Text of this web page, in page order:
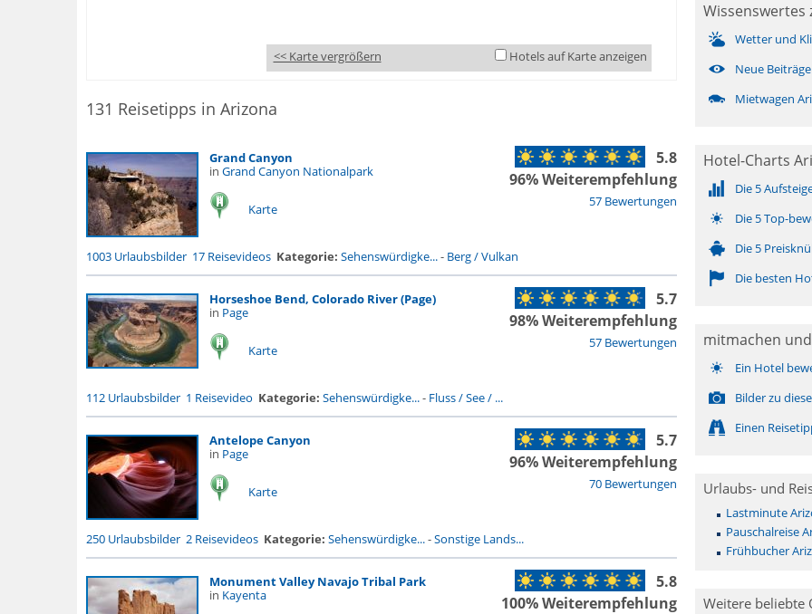
<< Karte vergrößern Hotels auf Karte anzeigen
131 Reisetipps in Arizona
Grand Canyon
in Grand Canyon Nationalpark
Karte 57 Bewertungen
5.8
96% Weiterempfehlung
1003 Urlaubsbilder 17 Reisevideos Kategorie: Sehenswürdigke...- Berg / Vulkan
Horseshoe Bend, Colorado River (Page)
in Page
Karte 57 Bewertungen
5.7
98% Weiterempfehlung
112 Urlaubsbilder 1 Reisevideo Kategorie: Sehenswürdigke...- Fluss / See / ...
Antelope Canyon
in Page
Karte 70 Bewertungen
5.7
96% Weiterempfehlung
250 Urlaubsbilder 2 Reisevideos Kategorie: Sehenswürdigke...-Sonstige Lands...
Monument Valley Navajo Tribal Park
in Kayenta
5.8
100% Weiterempfehlung
Wissenswertes
Wetter und
Neue
Mietwagen
Hotel-Charts
Die 5
Die 5 Top-
Die 5
Die besten
mitmachen
Ein Hotel
Bilder zu
Einen
Urlaubs- und
Lastminute
Pauschalreise
Frühbucher
Weitere beliebte